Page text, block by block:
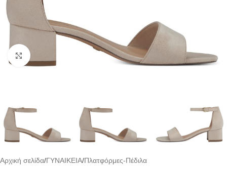
Click to enlarge
Αρχική σελίδα/ΓΥΝΑΙΚΕΙΑ/Πλατφόρμες-Πέδιλα